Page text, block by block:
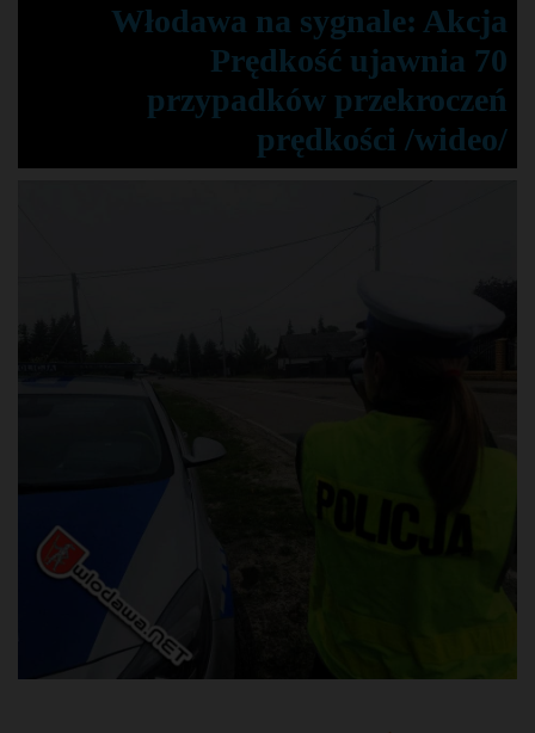
Włodawa na sygnale: Akcja
Prędkość ujawnia 70
przypadków przekroczeń
prędkości /wideo/